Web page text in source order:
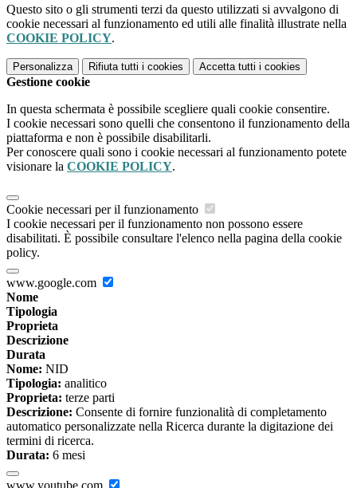
Questo sito o gli strumenti terzi da questo utilizzati si avvalgono di
cookie necessari al funzionamento ed utili alle finalità illustrate nella
COOKIE POLICY.
Personalizza Rifiuta tutti i cookies Accetta tutti i cookies
Gestione cookie
In questa schermata è possibile scegliere quali cookie consentire.
I cookie necessari sono quelli che consentono il funzionamento della
piattaforma e non è possibile disabilitarli.
Per conoscere quali sono i cookie necessari al funzionamento potete
visionare la COOKIE POLICY.
Cookie necessari per il funzionamento
I cookie necessari per il funzionamento non possono essere
disabilitati. È possibile consultare l'elenco nella pagina della cookie
policy.
www.google.com
Nome
Tipologia
Proprieta
Descrizione
Durata
Nome: NID
Tipologia: analitico
Proprieta: terze parti
Descrizione: Consente di fornire funzionalità di completamento
automatico personalizzate nella Ricerca durante la digitazione dei
termini di ricerca.
Durata: 6 mesi